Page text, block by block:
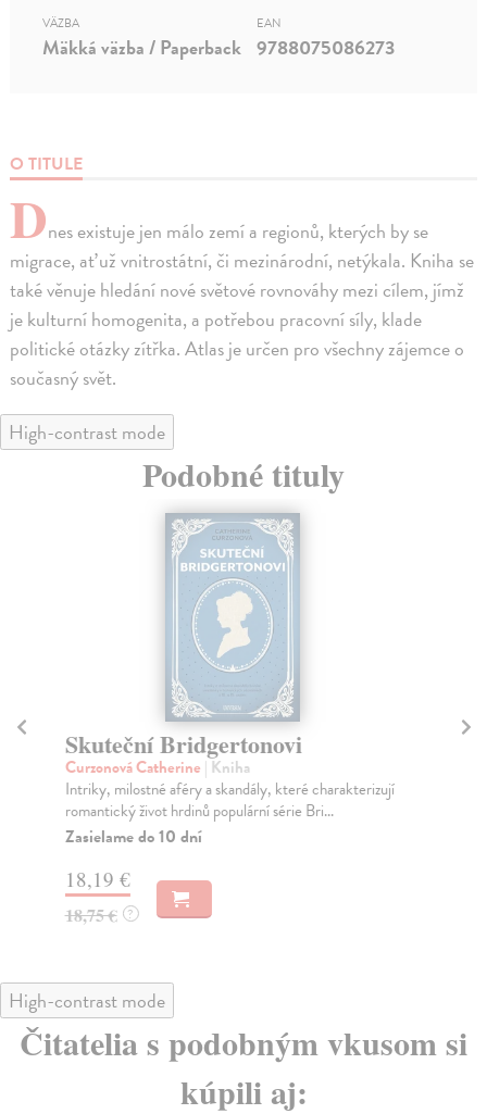
O TITULE
Dnes existuje jen málo zemí a regionů, kterých by se
migrace, ať už vnitrostátní, či mezinárodní, netýkala. Kniha se
také věnuje hledání nové světové rovnováhy mezi cílem, jímž
je kulturní homogenita, a potřebou pracovní síly, klade
politické otázky zítřka. Atlas je určen pro všechny zájemce o
současný svět.
VÄZBA
Mäkká väzba / Paperback
EAN
9788075086273
High-contrast mode
Podobné tituly
Skuteční Bridgertonovi
Curzonová Catherine | Kniha
Intriky, milostné aféry a skandály, které charakterizují
romantický život hrdinů populární série Bri...
Zasielame do 10 dní
18,19 €
18,75 € ?
High-contrast mode
Čitatelia s podobným vkusom si
kúpili aj: